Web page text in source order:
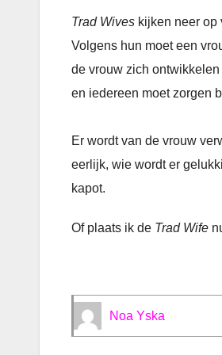
Trad Wives kijken neer
Volgens hun moet een
de vrouw zich
en iedereen moet zorgen
Er wordt van de vrouw
eerlijk, wie wordt er
kapot.
Of plaats ik de Trad Wife
Noa Yska